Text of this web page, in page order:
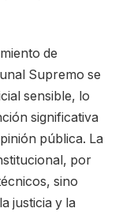
de
Supremo se
sensible, lo
significativa
pública. La
por
sino
justicia y la